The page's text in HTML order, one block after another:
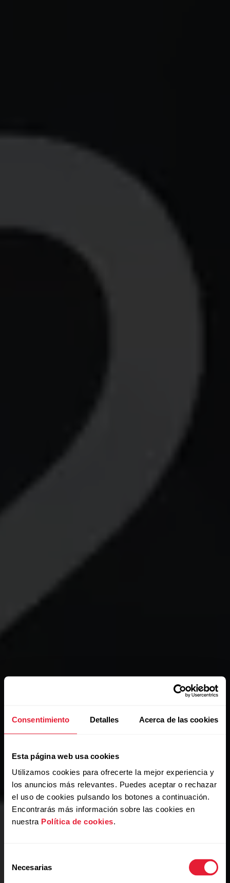
Consentimiento Detalles Acerca de las cookies
Esta página web usa cookies
Utilizamos cookies para ofrecerte la mejor experiencia y
los anuncios más relevantes. Puedes aceptar o rechazar
el uso de cookies pulsando los botones a continuación.
Encontrarás más información sobre las cookies en
nuestra Política de cookies.
Necesarias